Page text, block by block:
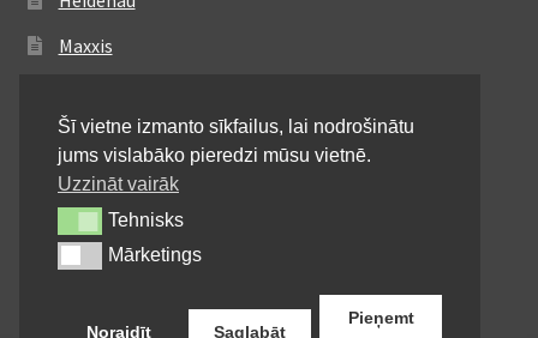
Maxxis
Michelin
Mitas
Pirelli
Shinko
Šī vietne izmanto sīkfailus, lai nodrošinātu
jums vislabāko pieredzi mūsu vietnē.
Uzzināt vairāk
TehnisksTehnisks
MārketingsMārketings
Noraidīt Saglabāt
Pieņemt